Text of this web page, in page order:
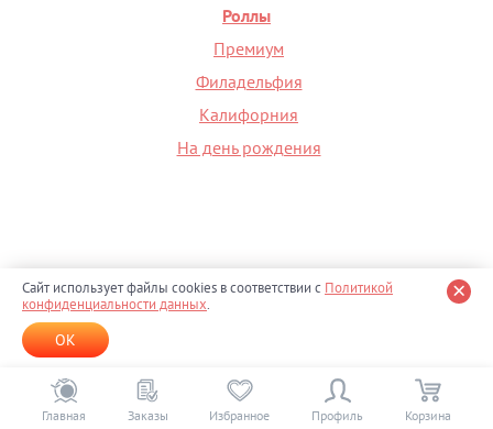
Роллы
Премиум
Филадельфия
Калифорния
На день рождения
ООО «СП Плюс» Юр. адрес: 117152, г. Москва, Севастопольский пр-т, д. 3Б, ОГРН
1147746298237, ИНН 7715996061
info@sushi-profi.ru
Карта сайта
Главная Заказы Избранное Профиль Корзина
Сайт использует файлы cookies в соответствии с Политикой
конфиденциальности данных.
OK